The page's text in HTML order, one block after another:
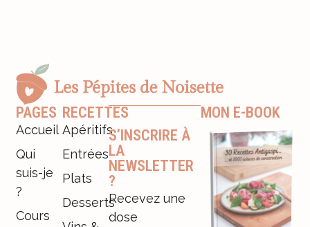
PAGES
Accueil
Qui
suis-je
?
Cours
RECETTES
Apéritifs
Entrées
Plats
Desserts
S’INSCRIRE À
LA
NEWSLETTER
?
Recevez une
dose
MON E-BOOK